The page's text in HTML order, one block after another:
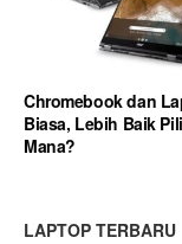
Chromebook dan
Biasa, Lebih Baik
Mana?
LAPTOP TERBARU